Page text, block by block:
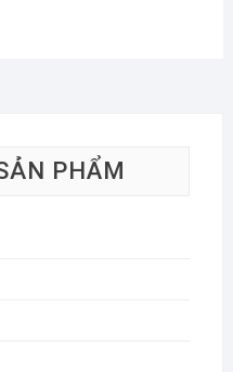
PHẨM